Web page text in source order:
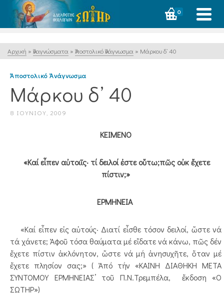
0
Αρχική » Ἀναγνώσματα » Ἀποστολικό Ἀνάγνωσμα » Μάρκου δ’ 40
Ἀποστολικό Ἀνάγνωσμα
Μάρκου δ’ 40
8 ΙΟΥΝΊΟΥ, 2009
ΚΕΙΜΕΝΟ
«Καί εἶπεν αὐτοιῖς· τί δειλοί ἐστε οὕτω;πῶς οὐκ ἔχετε
πίστιν;»
ΕΡΜΗΝΕΙΑ
«Καί εἶπεν εἰς αὐτούς· Διατί εἶσθε τόσον δειλοί, ὥστε νά
τά χάνετε; Ἀφοῦ τόσα θαύματα μέ εἴδατε νά κάνω, πῶς δέν
ἔχετε πίστιν ἀκλόνητον, ὥστε νά μή ἀνησυχῆτε, ὅταν μέ
ἔχετε πλησίον σας;» ( Ἀπό τήν «ΚΑΙΝΗ ΔΙΑΘΗΚΗ ΜΕΤΑ
ΣΥΝΤΟΜΟΥ ΕΡΜΗΝΕΙΑΣ’ τοῦ Π.Ν.Τρεμπέλα, ἔκδοση «Ο
ΣΩΤΗΡ»)